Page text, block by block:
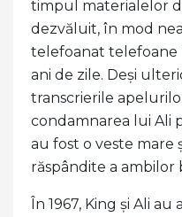
timpul materialelor
dezvăluit, în mod
telefoanat telefoane
ani de zile. Deși
transcrierile
condamnarea lui Ali
au fost o veste mare
răspândite a ambilor
În 1967, King și Ali